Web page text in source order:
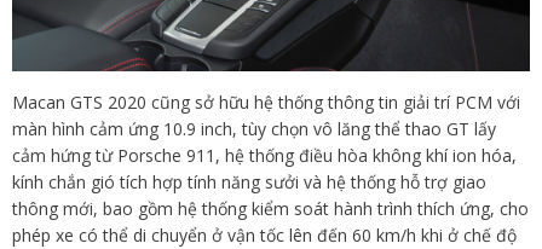
Macan GTS 2020 cũng sở hữu hệ thống thông tin giải trí PCM với
màn hình cảm ứng 10.9 inch, tùy chọn vô lăng thể thao GT lấy
cảm hứng từ Porsche 911, hệ thống điều hòa không khí ion hóa,
kính chắn gió tích hợp tính năng sưởi và hệ thống hỗ trợ giao
thông mới, bao gồm hệ thống kiểm soát hành trình thích ứng, cho
phép xe có thể di chuyển ở vận tốc lên đến 60 km/h khi ở chế độ